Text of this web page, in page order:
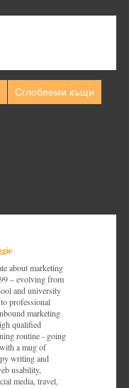
Сглобяеми къщи
about marketing
– evolving from
and university
professional
marketing
qualified
routine - going
a mug of
writing and
usability,
media, travel,